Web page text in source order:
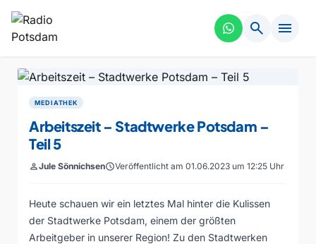
search menu
MEDIATHEK
Arbeitszeit – Stadtwerke Potsdam –
Teil 5
personJule SönnichsenscheduleVeröffentlicht am 01.06.2023 um 12:25 Uhr
Heute schauen wir ein letztes Mal hinter die Kulissen
der Stadtwerke Potsdam, einem der größten
Arbeitgeber in unserer Region! Zu den Stadtwerken